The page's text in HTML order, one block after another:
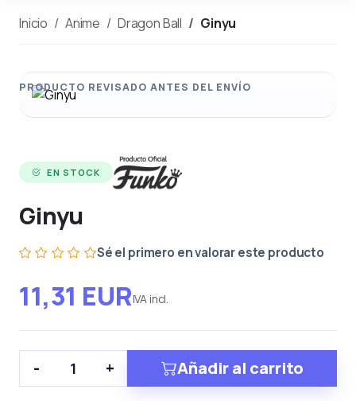
Inicio Anime Dragon Ball Ginyu
EN STOCK
Ginyu
Sé el primero en valorar este producto
11,31 EURIVA incl.
- + Añadir al carrito